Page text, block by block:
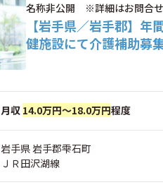
名称非公開 ※詳細はお問合
【岩手県／岩手郡】
健施設にて介護補助募
月収 14.0万円～18.0万円程度
岩手県 岩手郡雫石町
ＪＲ田沢湖線